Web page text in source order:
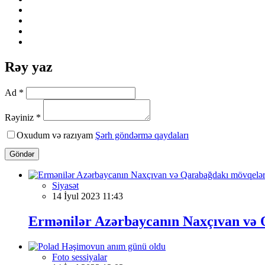
Rəy yaz
Ad *
Rəyiniz *
Oxudum və razıyam Şərh göndərmə qaydaları
Göndər
Siyasət
14 İyul 2023 11:43
Ermənilər Azərbaycanın Naxçıvan
Foto sessiyalar